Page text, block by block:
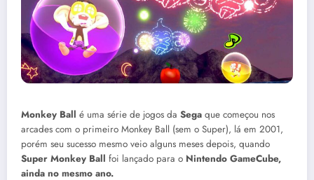
Monkey Ball é uma série de jogos da Sega que começou nos
arcades com o primeiro Monkey Ball (sem o Super), lá em 2001,
porém seu sucesso mesmo veio alguns meses depois, quando
Super Monkey Ball foi lançado para o Nintendo GameCube,
ainda no mesmo ano.